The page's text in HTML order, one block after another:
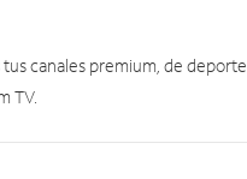
canales premium, de
TV.